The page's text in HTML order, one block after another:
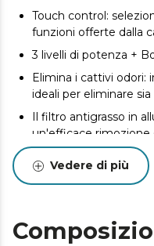
Touch control:
funzioni offerte dalla
3 livelli di potenza +
Elimina i cattivi odori:
ideali per eliminare
Il filtro antigrasso in
un'efficace rimozione
Illuminazione a LED.
Controllo del
Funzione ritardo: non
campanello.
Vedere di più